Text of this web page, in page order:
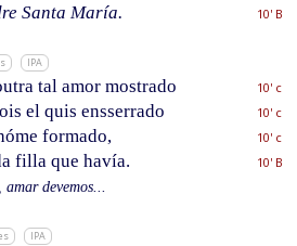
Santa María. 10' B
IPA
tal amor mostrado
10' c
el quis ensserrado
10' c
formado,
10' c
filla que havía.
10' B
devemos...
IPA